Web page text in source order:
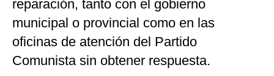
reparación, tanto con el gobierno
municipal o provincial como en las
oficinas de atención del Partido
Comunista sin obtener respuesta.